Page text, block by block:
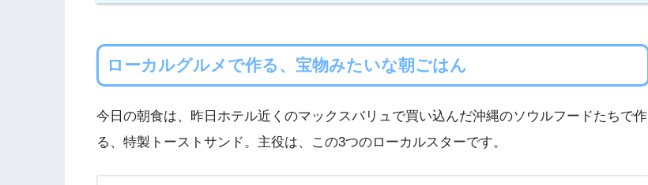
ローカルグルメで作る、宝物みたいな朝ごはん
今日の朝食は、昨日ホテル近くのマックスバリュで買い込んだ沖縄のソウルフードたちで作
る、特製トーストサンド。主役は、この3つのローカルスターです。